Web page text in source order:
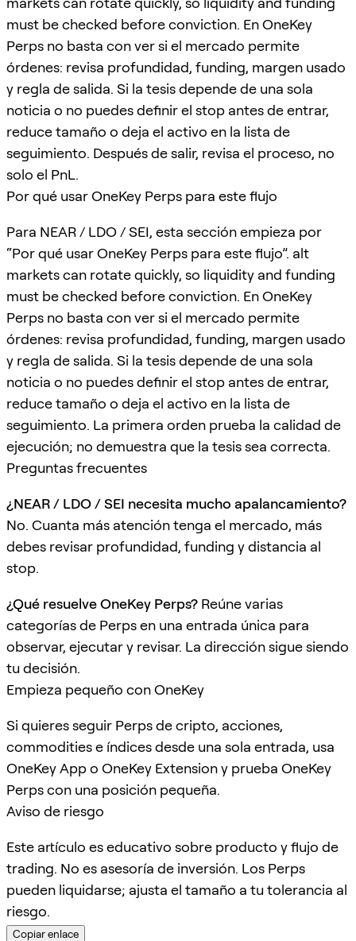
must be checked before conviction. En OneKey
Perps no basta con ver si el mercado permite
órdenes: revisa profundidad, funding, margen usado
y regla de salida. Si la tesis depende de una sola
noticia o no puedes definir el stop antes de entrar,
reduce tamaño o deja el activo en la lista de
seguimiento. Después de salir, revisa el proceso, no
solo el PnL.
Por qué usar OneKey Perps para este flujo
Para NEAR / LDO / SEI, esta sección empieza por
“Por qué usar OneKey Perps para este flujo”. alt
markets can rotate quickly, so liquidity and funding
must be checked before conviction. En OneKey
Perps no basta con ver si el mercado permite
órdenes: revisa profundidad, funding, margen usado
y regla de salida. Si la tesis depende de una sola
noticia o no puedes definir el stop antes de entrar,
reduce tamaño o deja el activo en la lista de
seguimiento. La primera orden prueba la calidad de
ejecución; no demuestra que la tesis sea correcta.
Preguntas frecuentes
¿NEAR / LDO / SEI necesita mucho apalancamiento?
No. Cuanta más atención tenga el mercado, más
debes revisar profundidad, funding y distancia al
stop.
¿Qué resuelve OneKey Perps? Reúne varias
categorías de Perps en una entrada única para
observar, ejecutar y revisar. La dirección sigue siendo
tu decisión.
Empieza pequeño con OneKey
Si quieres seguir Perps de cripto, acciones,
commodities e índices desde una sola entrada, usa
OneKey App o OneKey Extension y prueba OneKey
Perps con una posición pequeña.
Aviso de riesgo
Este artículo es educativo sobre producto y flujo de
trading. No es asesoría de inversión. Los Perps
pueden liquidarse; ajusta el tamaño a tu tolerancia al
riesgo.
Copiar enlace